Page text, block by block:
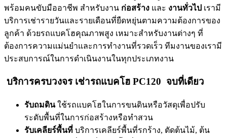
พร้อมคนขับมืออาชีพ สำหรับงาน ก่อสร้าง และ งานทั่วไป เรามี
บริการเช่ารายวันและรายเดือนที่ยืดหยุ่นตามความต้องการของ
ลูกค้า ด้วยรถแบคโฮคุณภาพสูง เหมาะสำหรับงานต่างๆ ที่
ต้องการความแม่นยำและการทำงานที่รวดเร็ว ทีมงานของเรามี
ประสบการณ์ในการดำเนินงานในทุกประเภทงาน
บริการครบวงจร เช่ารถแบคโฮ PC120 จบที่เดียว
รับถมดินใช้รถแบคโฮในการขนดินหรือวัสดุเพื่อปรับ
ระดับพื้นที่ในการก่อสร้างหรือทำสวน
รับเคลียร์พื้นที่ บริการเคลียร์พื้นที่รกร้าง, ตัดต้นไม้, ต้น